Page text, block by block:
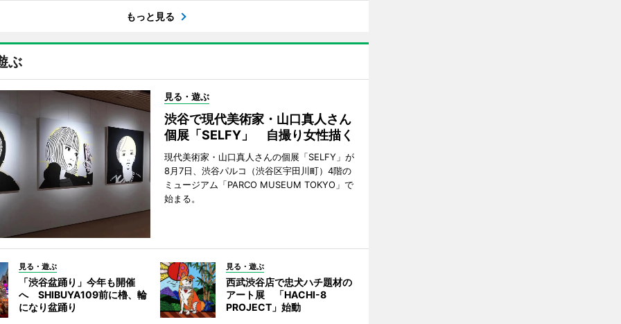
もっと見る
ぶ
見る・遊ぶ
渋谷で現代美術家・山口真人さん
個展「SELFY」 自撮り女性描く
現代美術家・山口真人さんの個展「SELFY」が
8月7日、渋谷パルコ（渋谷区宇田川町）4階の
ミュージアム「PARCO MUSEUM TOKYO」で
始まる。
見る・遊ぶ
「渋谷盆踊り」今年も開催
へ SHIBUYA109前に櫓、輪
になり盆踊り
見る・遊ぶ
西武渋谷店で忠犬ハチ題材の
アート展 「HACHI-8
PROJECT」始動